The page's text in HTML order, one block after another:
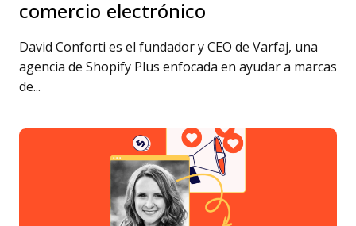
comercio electrónico
David Conforti es el fundador y CEO de Varfaj, una
agencia de Shopify Plus enfocada en ayudar a marcas
de...